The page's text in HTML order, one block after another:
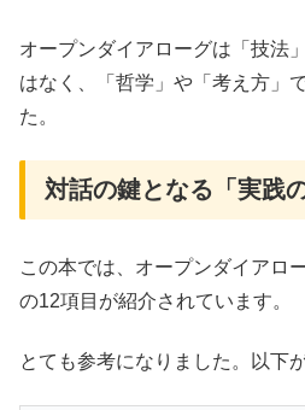
オープンダイアローグは「技法
はなく、「哲学」や「考え方」
た。
対話の鍵となる「実践
この本では、オープンダイアロ
の12項目が紹介されています。
とても参考になりました。以下